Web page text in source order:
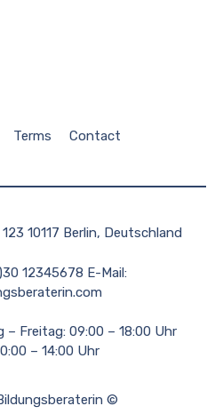
Terms Contact
10117 Berlin, Deutschland
12345678 E-Mail:
Freitag: 09:00 – 18:00 Uhr
– 14:00 Uhr
©